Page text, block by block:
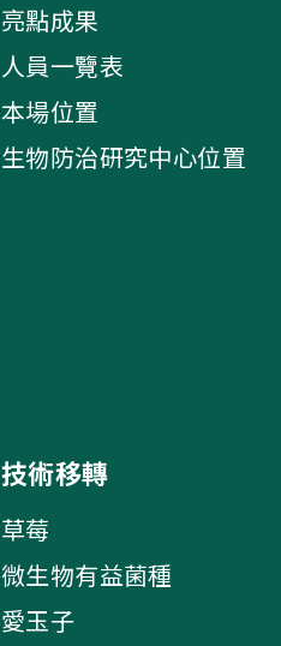
亮點成果
人員一覽表
本場位置
生物防治研究中心位置
技術移轉
草莓
微生物有益菌種
愛玉子